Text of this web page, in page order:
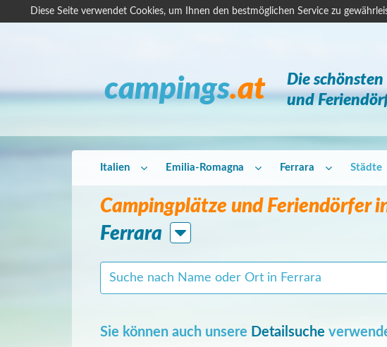
Diese Seite verwendet Cookies, um Ihnen den bestmöglichen Service zu
campings.at
Die
und
Campingplätze und Feriendörfer
Ferrara
Sie können auch unsere Detailsuche
Italien Emilia-Romagna Ferrara Städte